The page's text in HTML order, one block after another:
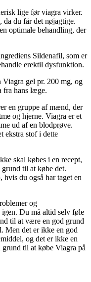
lige før viagra virker.
du får det nøjagtige.
optimale behandling, der
Sildenafil, som er
erektil dysfunktion.
Viagra gel pr. 200 mg, og
fra hans læge.
en gruppe af mænd, der
og hjerne. Viagra er et
ud af en blodprøve.
ekstra stof i dette
skal købes i en recept,
til at købe det.
du også har taget en
og
igen. Du må altid selv føle
til at være en god grund
Men det er ikke en god
og det er ikke en
til at købe Viagra på